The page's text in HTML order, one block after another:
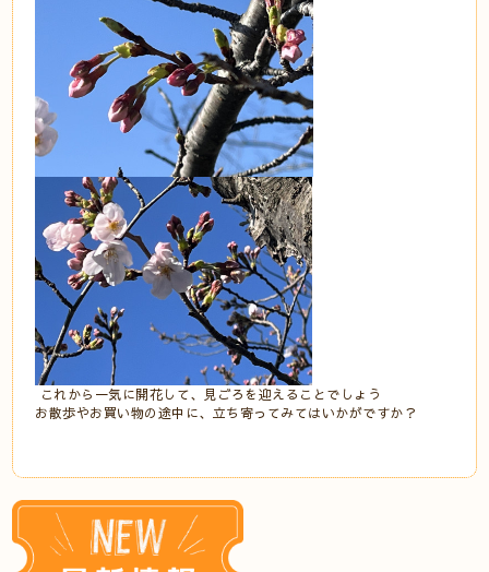
これから一気に開花して、見ごろを迎えることでしょう
お散歩やお買い物の途中に、立ち寄ってみてはいかがですか？